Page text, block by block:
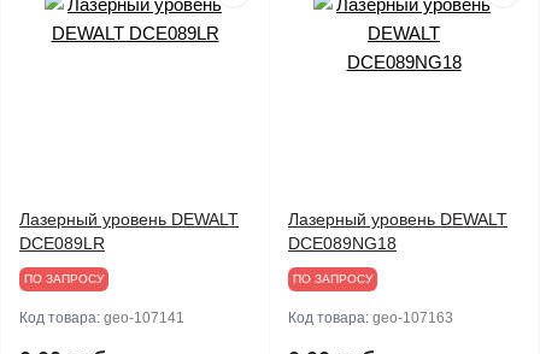
Лазерный уровень DEWALT
DCE089LR
ПО ЗАПРОСУ
Код товара: geo-107141
Лазерный уровень DEWALT
DCE089NG18
ПО ЗАПРОСУ
Код товара: geo-107163